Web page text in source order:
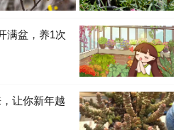
满盆，养1次
让你新年越